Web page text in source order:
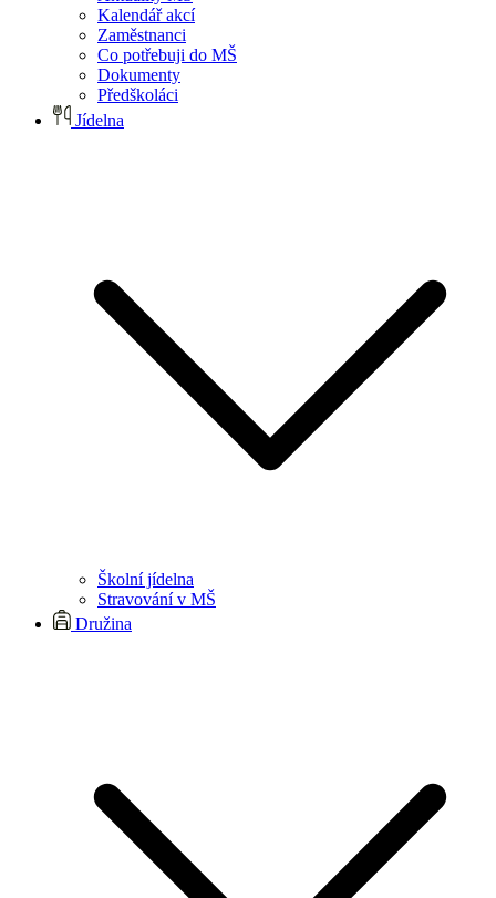
Kalendář akcí
Zaměstnanci
Co potřebuji do MŠ
Dokumenty
Předškoláci
Jídelna
Školní jídelna
Stravování v MŠ
Družina